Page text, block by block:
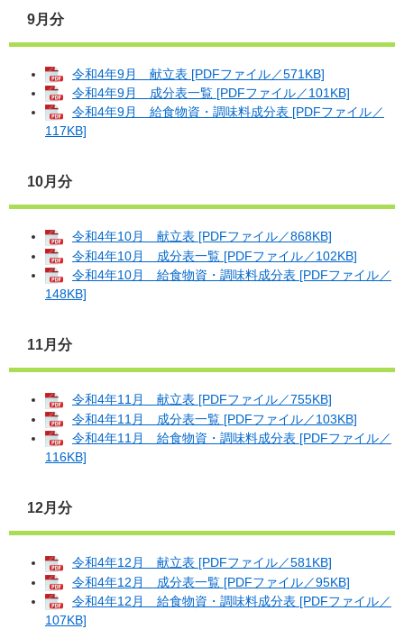
9月分
令和4年9月 献立表 [PDFファイル／571KB]
令和4年9月 成分表一覧 [PDFファイル／101KB]
令和4年9月 給食物資・調味料成分表 [PDFファイル／
117KB]
10月分
令和4年10月 献立表 [PDFファイル／868KB]
令和4年10月 成分表一覧 [PDFファイル／102KB]
令和4年10月 給食物資・調味料成分表 [PDFファイル／
148KB]
11月分
令和4年11月 献立表 [PDFファイル／755KB]
令和4年11月 成分表一覧 [PDFファイル／103KB]
令和4年11月 給食物資・調味料成分表 [PDFファイル／
116KB]
12月分
令和4年12月 献立表 [PDFファイル／581KB]
令和4年12月 成分表一覧 [PDFファイル／95KB]
令和4年12月 給食物資・調味料成分表 [PDFファイル／
107KB]